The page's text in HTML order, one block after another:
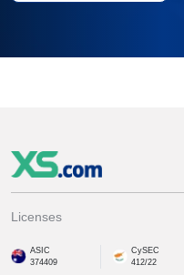
Licenses
ASIC
374409
CySEC
412/22